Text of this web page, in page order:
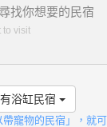
找你想要的民宿
to visit
有浴缸民宿
寵物的民宿」，就